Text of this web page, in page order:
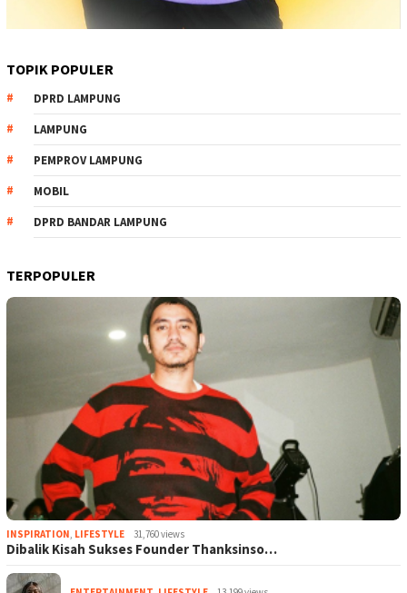
TOPIK POPULER
DPRD LAMPUNG
LAMPUNG
PEMPROV LAMPUNG
MOBIL
DPRD BANDAR LAMPUNG
TERPOPULER
INSPIRATION, LIFESTYLE 31,760 views
Dibalik Kisah Sukses Founder Thanksinso…